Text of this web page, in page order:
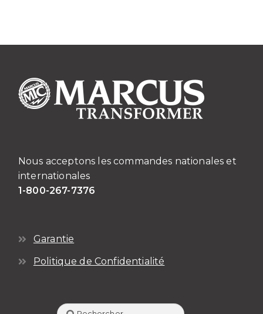
Nous acceptons les commandes nationales et
internationales
1-800-267-7376
Garantie
Politique de Confidentialité
Rechercher :